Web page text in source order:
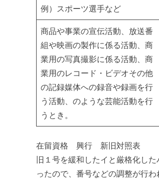
例）スポーツ選手など
商品や事業の宣伝活動、放送番
組や映画の製作に係る活動、商
業用の写真撮影に係る活動、商
業用のレコード・ビデオその他
の記録媒体への録音や録画を行
う活動、のような芸能活動を行
うとき。
在留資格 興行 新旧対照表
旧１号を緩和したイと厳格化し
ったので、番号などの調整が行